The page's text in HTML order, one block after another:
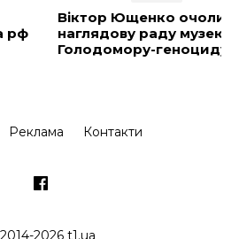
рф
Віктор Ющенко очолив
наглядову раду музею
Голодомору-геноциду
Реклама Контакти
2026 t1.ua